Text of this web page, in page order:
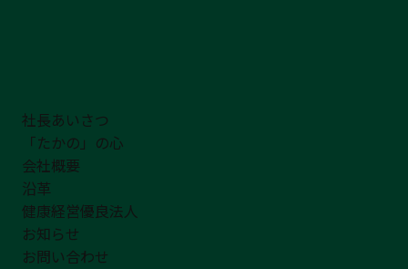
社長あいさつ
「たかの」の心
会社概要
沿革
健康経営優良法人
お知らせ
お問い合わせ